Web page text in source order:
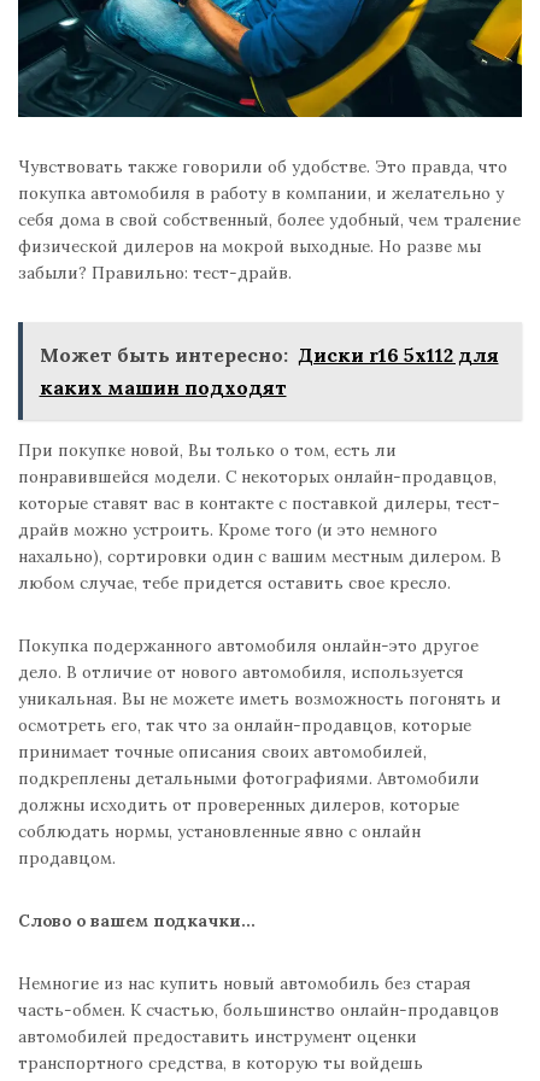
Чувствовать также говорили об удобстве. Это правда, что
покупка автомобиля в работу в компании, и желательно у
себя дома в свой собственный, более удобный, чем траление
физической дилеров на мокрой выходные. Но разве мы
забыли? Правильно: тест-драйв.
Может быть интересно: Диски r16 5x112 для
каких машин подходят
При покупке новой, Вы только о том, есть ли
понравившейся модели. С некоторых онлайн-продавцов,
которые ставят вас в контакте с поставкой дилеры, тест-
драйв можно устроить. Кроме того (и это немного
нахально), сортировки один с вашим местным дилером. В
любом случае, тебе придется оставить свое кресло.
Покупка подержанного автомобиля онлайн-это другое
дело. В отличие от нового автомобиля, используется
уникальная. Вы не можете иметь возможность погонять и
осмотреть его, так что за онлайн-продавцов, которые
принимает точные описания своих автомобилей,
подкреплены детальными фотографиями. Автомобили
должны исходить от проверенных дилеров, которые
соблюдать нормы, установленные явно с онлайн
продавцом.
Слово о вашем подкачки…
Немногие из нас купить новый автомобиль без старая
часть-обмен. К счастью, большинство онлайн-продавцов
автомобилей предоставить инструмент оценки
транспортного средства, в которую ты войдешь